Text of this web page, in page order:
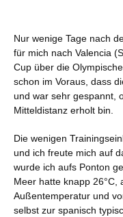
Nur wenige Tage nach
für mich nach Valencia
Cup über die
schon im Voraus, dass
und war sehr gespannt,
Mitteldistanz erholt bin.
Die wenigen
und ich freute mich auf
wurde ich aufs Ponton
Meer hatte knapp 26°C,
Außentemperatur und
selbst zur spanisch